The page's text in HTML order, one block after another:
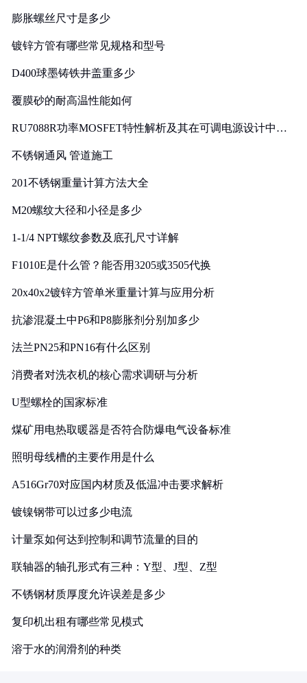
膨胀螺丝尺寸是多少
镀锌方管有哪些常见规格和型号
D400球墨铸铁井盖重多少
覆膜砂的耐高温性能如何
RU7088R功率MOSFET特性解析及其在可调电源设计中的
不锈钢通风 管道施工
201不锈钢重量计算方法大全
M20螺纹大径和小径是多少
1-1/4 NPT螺纹参数及底孔尺寸详解
F1010E是什么管？能否用3205或3505代换
20x40x2镀锌方管单米重量计算与应用分析
抗渗混凝土中P6和P8膨胀剂分别加多少
法兰PN25和PN16有什么区别
消费者对洗衣机的核心需求调研与分析
U型螺栓的国家标准
煤矿用电热取暖器是否符合防爆电气设备标准
照明母线槽的主要作用是什么
A516Gr70对应国内材质及低温冲击要求解析
镀镍钢带可以过多少电流
计量泵如何达到控制和调节流量的目的
联轴器的轴孔形式有三种：Y型、J型、Z型
不锈钢材质厚度允许误差是多少
复印机出租有哪些常见模式
溶于水的润滑剂的种类